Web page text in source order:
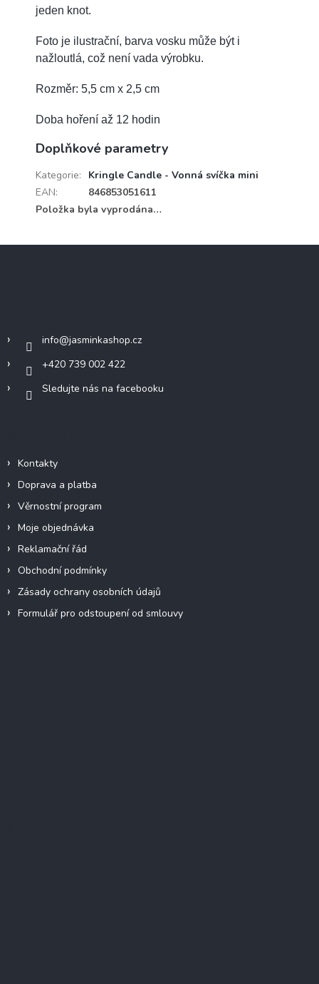
jeden knot.
Foto je ilustrační, barva vosku může být i
nažloutlá, což není vada výrobku.
Rozměr: 5,5 cm x 2,5 cm
Doba hoření až 12 hodin
Doplňkové parametry
Kategorie:
Kringle Candle - Vonná svíčka mini
EAN:
846853051611
Položka byla vyprodána…
info@jasminkashop.cz
+420 739 002 422
Sledujte nás na facebooku
Kontakty
Doprava a platba
Věrnostní program
Moje objednávka
Reklamační řád
Obchodní podmínky
Zásady ochrany osobních údajů
Formulář pro odstoupení od smlouvy